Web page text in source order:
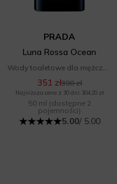
PRADA
Luna Rossa Ocean
351 zł390 zł
Najniższa cena z 30 dni: 304,20 zł
50 ml (dostępne 2
pojemności)
5.00/ 5.00